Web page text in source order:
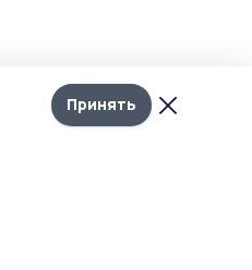
Лента
новостей
Принять